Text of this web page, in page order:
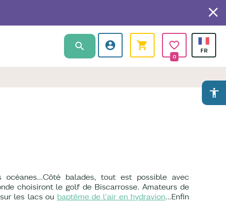
0
accessibility
balades, tout est possible avec
choisiront le golf de Biscarrosse. Amateurs de
les lacs ou baptême de l’air en hydravion…Enfin